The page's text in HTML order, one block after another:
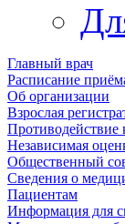
Главный врач
Расписание
Об организации
Взрослая
Противодействие
Независимая
Общественный
Сведения о
Пациентам
Информация для